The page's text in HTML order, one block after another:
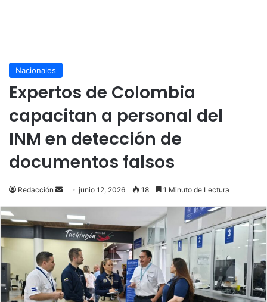
Nacionales
Expertos de Colombia
capacitan a personal del
INM en detección de
documentos falsos
Redacción
Send
email
junio 12, 2026 18 1 Minuto de Lectura